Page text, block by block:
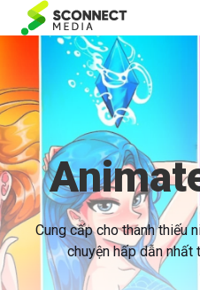
Cung cấp cho thanh thiếu
chuyện hấp dẫn